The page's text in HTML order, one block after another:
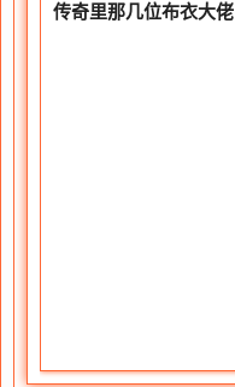
传奇里那几位布衣大佬